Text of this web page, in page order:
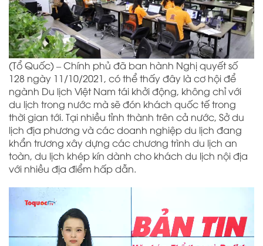
(Tổ Quốc) – Chính phủ đã ban hành Nghị quyết số
128 ngày 11/10/2021, có thể thấy đây là cơ hội để
ngành Du lịch Việt Nam tái khởi động, không chỉ với
du lịch trong nước mà sẽ đón khách quốc tế trong
thời gian tới. Tại nhiều tỉnh thành trên cả nước, Sở du
lịch địa phương và các doanh nghiệp du lịch đang
khẩn trương xây dựng các chương trình du lịch an
toàn, du lịch khép kín dành cho khách du lịch nội địa
với nhiều địa điểm hấp dẫn.